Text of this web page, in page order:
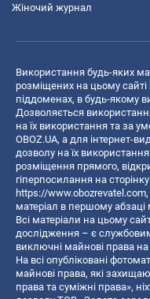
Жіночий журнал
Використання будь-яких
розміщених на цьому сайті
піддоменах, в будь-якому
Дозволяється
на їх використання та за
OBOZ.UA, а для інтернет-
дозволу на їх
розміщення прямого,
гіперпосилання на
https://www.obozrevatel.com
матеріал в першому абзаці
Всі матеріали на цьому
дослідження – є
виключні майнові права
На всі опубліковані
майнові права, які
права та суміжні права»,